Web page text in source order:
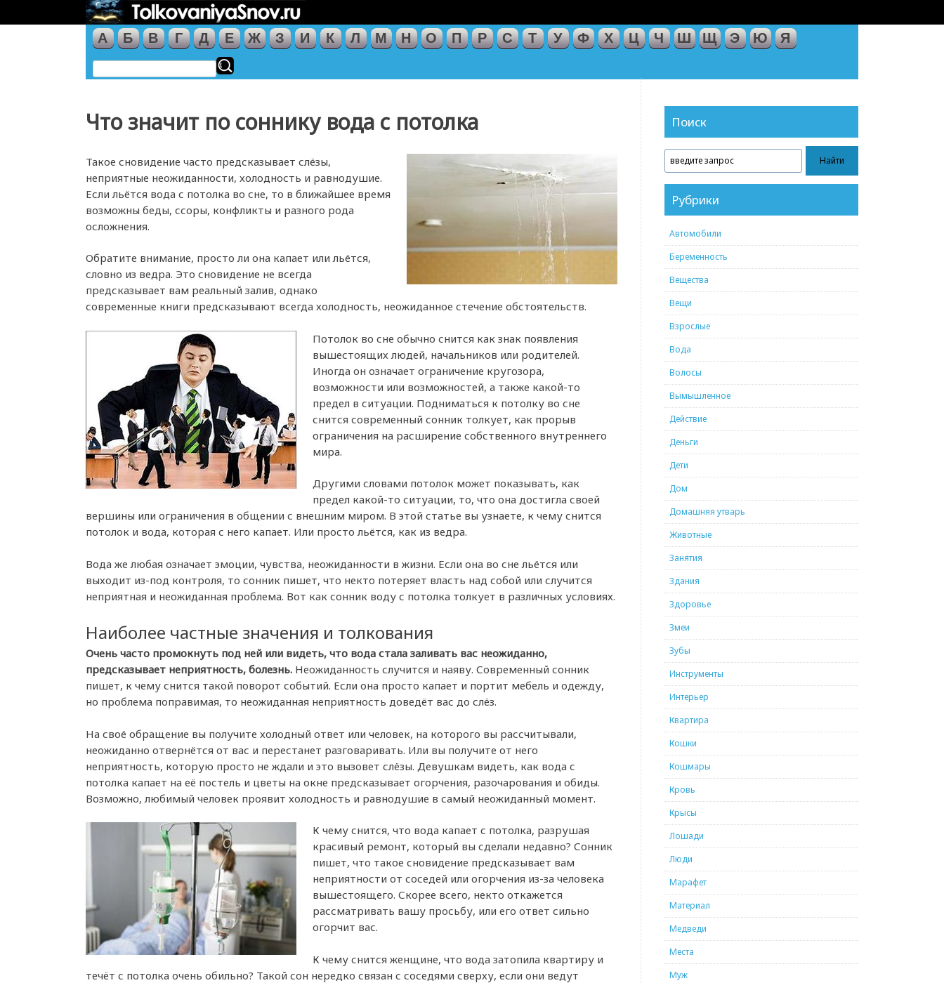
А Б В Г Д Е Ж З И К Л М Н О П Р С Т У Ф Х Ц Ч Ш Щ Э Ю Я
Что значит по соннику вода с потолка
Такое сновидение часто предсказывает слёзы,
неприятные неожиданности, холодность и равнодушие.
Если льётся вода с потолка во сне, то в ближайшее время
возможны беды, ссоры, конфликты и разного рода
осложнения.
Обратите внимание, просто ли она капает или льётся,
словно из ведра. Это сновидение не всегда
предсказывает вам реальный залив, однако
современные книги предсказывают всегда холодность, неожиданное стечение обстоятельств.
Потолок во сне обычно снится как знак появления
вышестоящих людей, начальников или родителей.
Иногда он означает ограничение кругозора,
возможности или возможностей, а также какой-то
предел в ситуации. Подниматься к потолку во сне
снится современный сонник толкует, как прорыв
ограничения на расширение собственного внутреннего
мира.
Другими словами потолок может показывать, как
предел какой-то ситуации, то, что она достигла своей
вершины или ограничения в общении с внешним миром. В этой статье вы узнаете, к чему снится
потолок и вода, которая с него капает. Или просто льётся, как из ведра.
Вода же любая означает эмоции, чувства, неожиданности в жизни. Если она во сне льётся или
выходит из-под контроля, то сонник пишет, что некто потеряет власть над собой или случится
неприятная и неожиданная проблема. Вот как сонник воду с потолка толкует в различных условиях.
Наиболее частные значения и толкования
Очень часто промокнуть под ней или видеть, что вода стала заливать вас неожиданно,
предсказывает неприятность, болезнь. Неожиданность случится и наяву. Современный сонник
пишет, к чему снится такой поворот событий. Если она просто капает и портит мебель и одежду,
но проблема поправимая, то неожиданная неприятность доведёт вас до слёз.
На своё обращение вы получите холодный ответ или человек, на которого вы рассчитывали,
неожиданно отвернётся от вас и перестанет разговаривать. Или вы получите от него
неприятность, которую просто не ждали и это вызовет слёзы. Девушкам видеть, как вода с
потолка капает на её постель и цветы на окне предсказывает огорчения, разочарования и обиды.
Возможно, любимый человек проявит холодность и равнодушие в самый неожиданный момент.
К чему снится, что вода капает с потолка, разрушая
красивый ремонт, который вы сделали недавно? Сонник
пишет, что такое сновидение предсказывает вам
неприятности от соседей или огорчения из-за человека
вышестоящего. Скорее всего, некто откажется
рассматривать вашу просьбу, или его ответ сильно
огорчит вас.
К чему снится женщине, что вода затопила квартиру и
течёт с потолка очень обильно? Такой сон нередко связан с соседями сверху, если они ведут
Поиск
Рубрики
Автомобили
Беременность
Вещества
Вещи
Взрослые
Вода
Волосы
Вымышленное
Действие
Деньги
Дети
Дом
Домашняя утварь
Животные
Занятия
Здания
Здоровье
Змеи
Зубы
Инструменты
Интерьер
Квартира
Кошки
Кошмары
Кровь
Крысы
Лошади
Люди
Марафет
Материал
Медведи
Места
Муж